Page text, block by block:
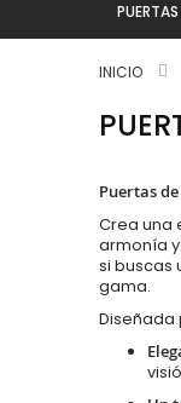
PUERTAS
INICIO
Puertas
Crea una
armonía
si buscas
gama.
Diseñada